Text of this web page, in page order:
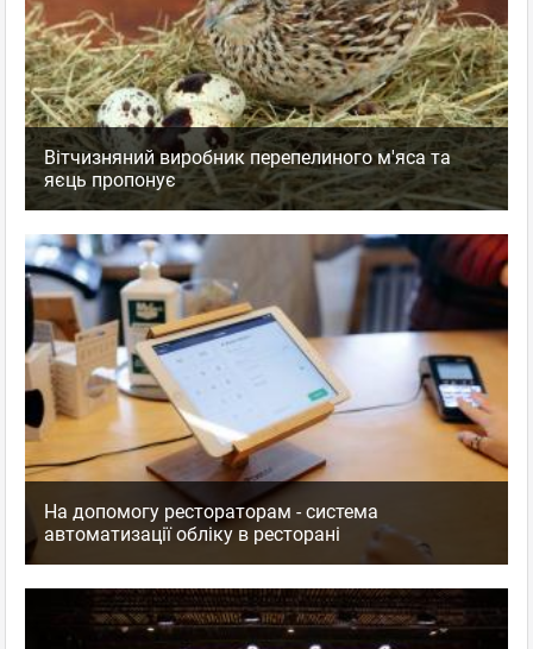
Вітчизняний виробник перепелиного м'яса та
яєць пропонує
На допомогу рестораторам - система
автоматизації обліку в ресторані